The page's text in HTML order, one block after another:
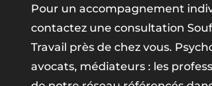
Pour un accompagnement
contactez une consultation
Travail près de chez vous.
avocats, médiateurs : les